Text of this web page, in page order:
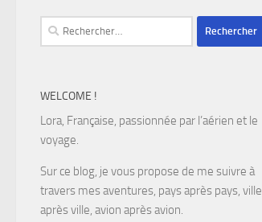
Rechercher :
WELCOME !
Lora, Française, passionnée par l’aérien et le
voyage.
Sur ce blog, je vous propose de me suivre à
travers mes aventures, pays après pays, ville
après ville, avion après avion.